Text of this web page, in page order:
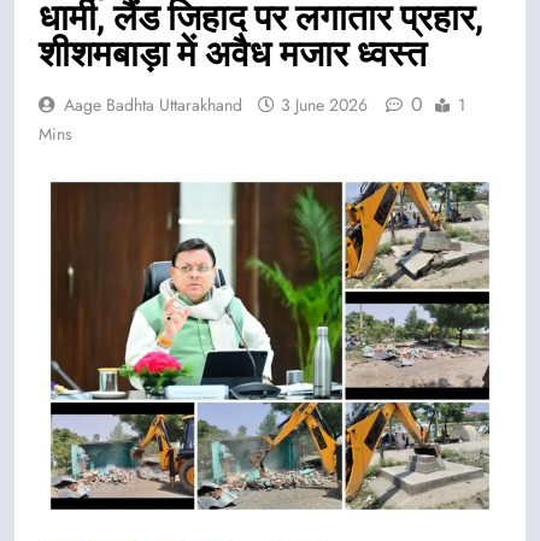
धामी, लैंड जिहाद पर लगातार प्रहार,
शीशमबाड़ा में अवैध मजार ध्वस्त
Aage Badhta Uttarakhand 3 June 2026 0
1
Mins